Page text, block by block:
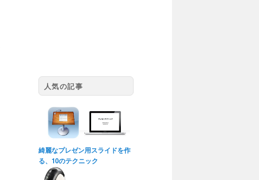
人気の記事
綺麗なプレゼン用スライドを作
る、10のテクニック